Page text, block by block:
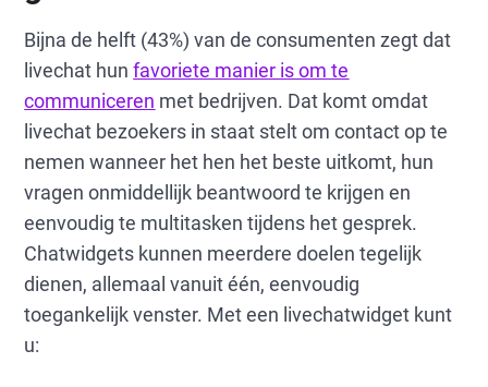
Bijna de helft (43%) van de consumenten zegt dat
livechat hunfavoriete manier is om te
communiceren met bedrijven. Dat komt omdat
livechat bezoekers in staat stelt om contact op te
nemen wanneer het hen het beste uitkomt, hun
vragen onmiddellijk beantwoord te krijgen en
eenvoudig te multitasken tijdens het gesprek.
Chatwidgets kunnen meerdere doelen tegelijk
dienen, allemaal vanuit één, eenvoudig
toegankelijk venster. Met een livechatwidget kunt
u: